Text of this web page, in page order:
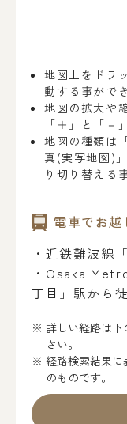
地図上をドラ
動する事がで
地図の拡大や
「＋」と「－
地図の種類は
真(実写地図)
り切り替える
電車でお
・近鉄難波線
・Osaka
丁目」駅から
詳しい経路は
さい。
経路検索結果に
のものです。